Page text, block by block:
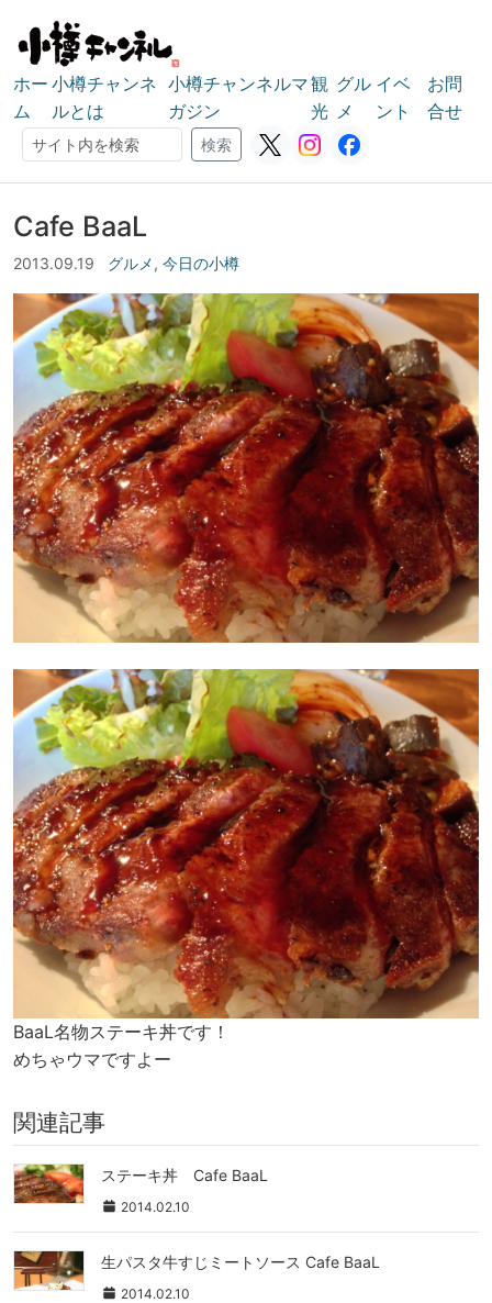
ホー
ム
小樽チャンネ
ルとは
小樽チャンネルマ
ガジン
観
光
グル
メ
イベ
ント
お問
合せ
検索
検索
Cafe BaaL
2013.09.19 グルメ, 今日の小樽
BaaL名物ステーキ丼です！
めちゃウマですよー
関連記事
ステーキ丼 Cafe BaaL
2014.02.10
生パスタ牛すじミートソース Cafe BaaL
2014.02.10